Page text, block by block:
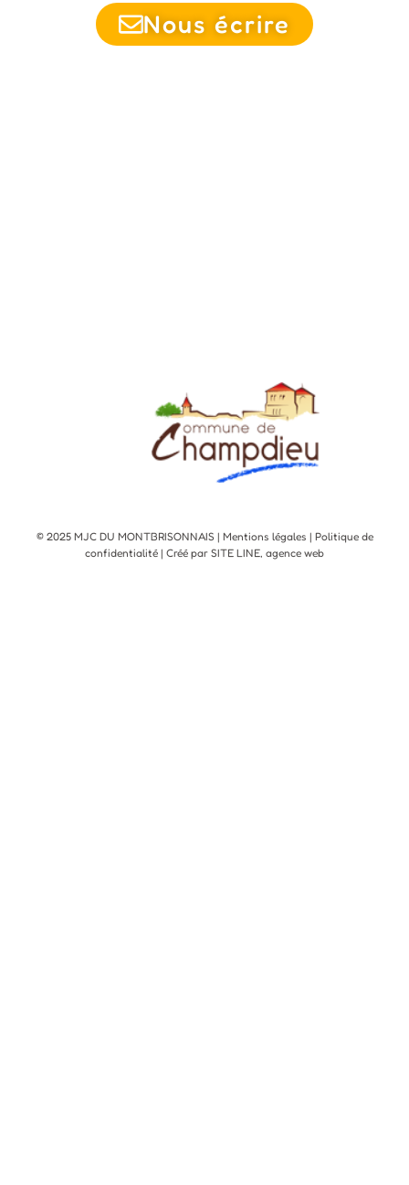
Nous écrire
© 2025 MJC DU MONTBRISONNAIS | Mentions légales | Politique de
confidentialité | Créé par SITE LINE, agence web